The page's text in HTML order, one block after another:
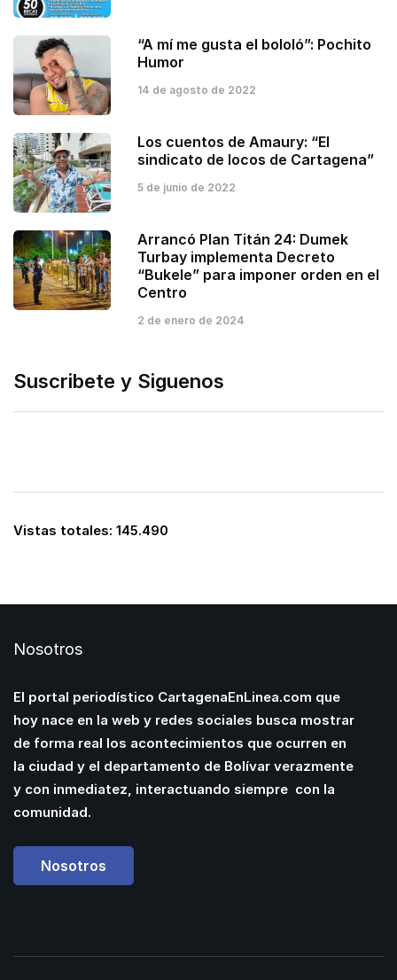
“A mí me gusta el bololó”: Pochito
Humor
14 de agosto de 2022
Los cuentos de Amaury: “El
sindicato de locos de Cartagena”
5 de junio de 2022
Arrancó Plan Titán 24: Dumek
Turbay implementa Decreto
“Bukele” para imponer orden en el
Centro
2 de enero de 2024
Suscribete y Siguenos
Vistas totales: 145.490
Nosotros
El portal periodístico CartagenaEnLinea.com que
hoy nace en la web y redes sociales busca mostrar
de forma real los acontecimientos que ocurren en
la ciudad y el departamento de Bolívar verazmente
y con inmediatez, interactuando siempre con la
comunidad.
Nosotros